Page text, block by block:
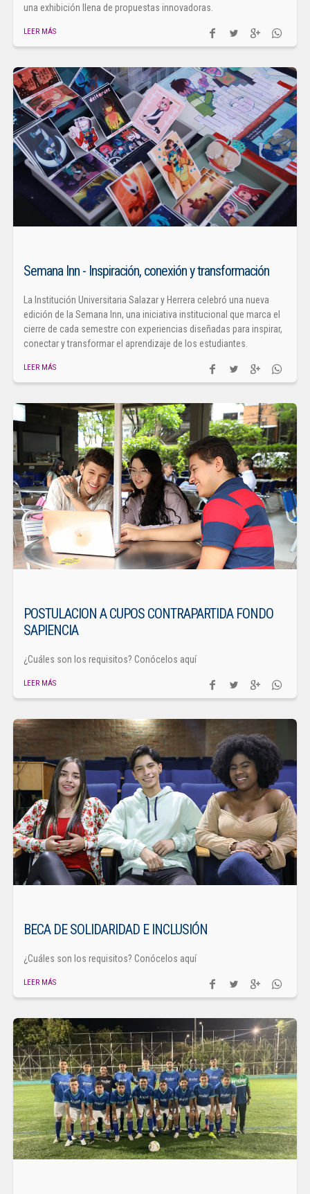
una exhibición llena de propuestas innovadoras.
LEER MÁS
Semana Inn - Inspiración, conexión y transformación
La Institución Universitaria Salazar y Herrera celebró una nueva
edición de la Semana Inn, una iniciativa institucional que marca el
cierre de cada semestre con experiencias diseñadas para inspirar,
conectar y transformar el aprendizaje de los estudiantes.
LEER MÁS
POSTULACION A CUPOS CONTRAPARTIDA FONDO
SAPIENCIA
¿Cuáles son los requisitos? Conócelos aquí
LEER MÁS
BECA DE SOLIDARIDAD E INCLUSIÓN
¿Cuáles son los requisitos? Conócelos aquí
LEER MÁS